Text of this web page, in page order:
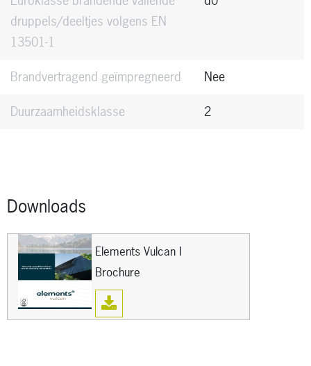
druppels/deeltjes volgens EN
13501-1
Brandvertragend geïmpregneerd
Nee
Duurzaamheidsklasse
2
Downloads
Elements Vulcan I
Brochure